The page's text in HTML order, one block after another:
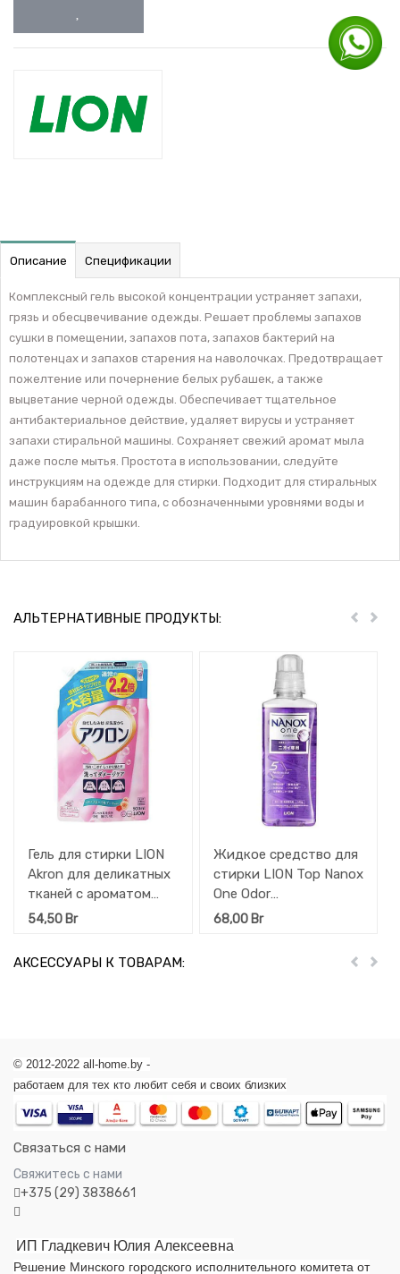
Описание Спецификации
Комплексный гель высокой концентрации устраняет запахи,
грязь и обесцвечивание одежды. Решает проблемы запахов
сушки в помещении, запахов пота, запахов бактерий на
полотенцах и запахов старения на наволочках. Предотвращает
пожелтение или почернение белых рубашек, а также
выцветание черной одежды. Обеспечивает тщательное
антибактериальное действие, удаляет вирусы и устраняет
запахи стиральной машины. Сохраняет свежий аромат мыла
даже после мытья. Простота в использовании, следуйте
инструкциям на одежде для стирки. Подходит для стиральных
машин барабанного типа, с обозначенными уровнями воды и
градуировкой крышки.
АЛЬТЕРНАТИВНЫЕ ПРОДУКТЫ: Пред
Гель для стирки LION
Akron для деликатных
тканей с ароматом
Цветочный букет,
54,50 Br
Жидкое средство для
стирки LION Top Nanox
One Odor
(суперконцентрат) 640
68,00Br
АКСЕССУАРЫ К ТОВАРАМ: Пред
© 2012-2022 all-home.by -
работаем для тех кто любит себя и своих близких
Связаться с нами
Свяжитесь с нами
+375 (29) 3838661
ИП Гладкевич Юлия Алексеевна
Решение Минского городского исполнительного комитета от